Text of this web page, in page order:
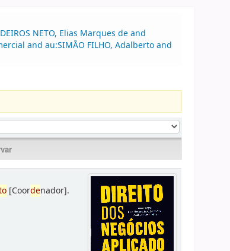
NETO, Elias Marques de and
and au:SIMÃO FILHO, Adalberto and
[Coordenador].